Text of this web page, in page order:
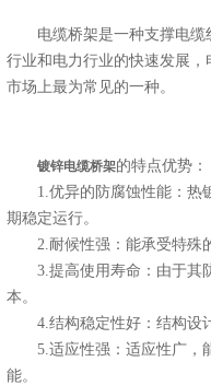
电缆桥架是一种支撑电缆线
行业和电力行业的快速发展
市场上最为常见的一种。
镀锌电缆桥架的特点优势：
1.优异的防腐蚀性能：热镀
期稳定运行。
2.耐候性强：能承受特殊的
3.提高使用寿命：由于其防
本。
4.结构稳定性好：结构设计
5.适应性强：适应性广，能
能。